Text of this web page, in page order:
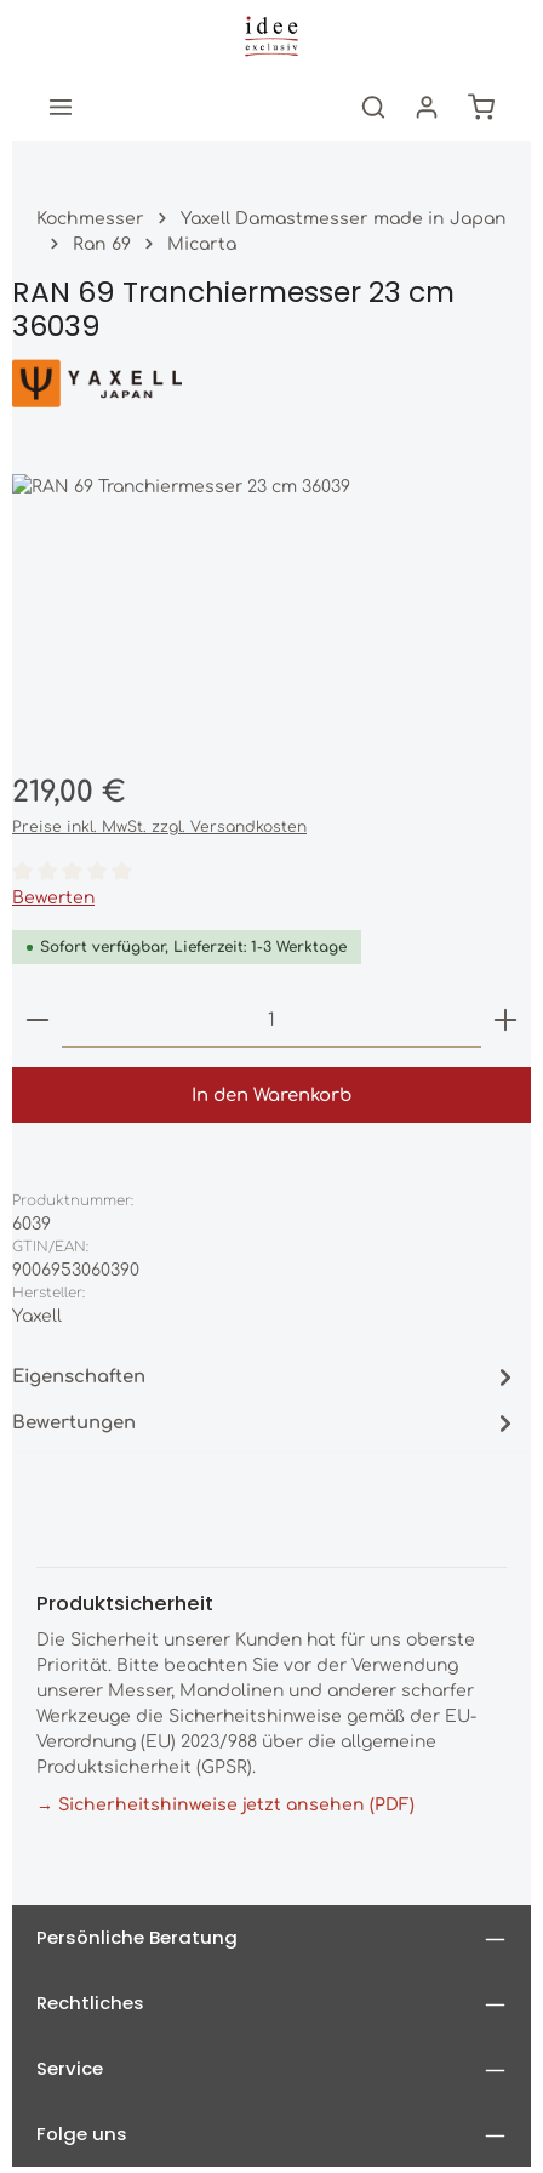
Zum Hauptinhalt springen
Kochmesser
Yaxell Damastmesser made in Japan
Ran 69
Micarta
RAN 69 Tranchiermesser 23 cm
36039
Bildergalerie überspringen
Regulärer Preis:
219,00 €
Preise inkl. MwSt. zzgl. Versandkosten
Durchschnittliche Bewertung von 0 von 5 Sternen
Bewerten
Sofort verfügbar, Lieferzeit: 1-3 Werktage
Produkt Anzahl: Gib den gewünschten Wert
In den Warenkorb
Produktnummer:
6039
GTIN/EAN:
9006953060390
Hersteller:
Yaxell
Eigenschaften
Bewertungen
Produktsicherheit
Die Sicherheit unserer Kunden hat für uns oberste
Priorität. Bitte beachten Sie vor der Verwendung
unserer Messer, Mandolinen und anderer scharfer
Werkzeuge die Sicherheitshinweise gemäß der EU-
Verordnung (EU) 2023/988 über die allgemeine
Produktsicherheit (GPSR).
→ Sicherheitshinweise jetzt ansehen (PDF)
Persönliche Beratung
Rechtliches
Service
Folge uns